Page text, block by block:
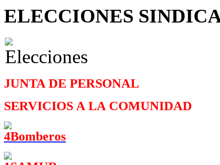
ELECCIONES
JUNTA DE PERSONAL
SERVICIOS A LA COMUNIDAD